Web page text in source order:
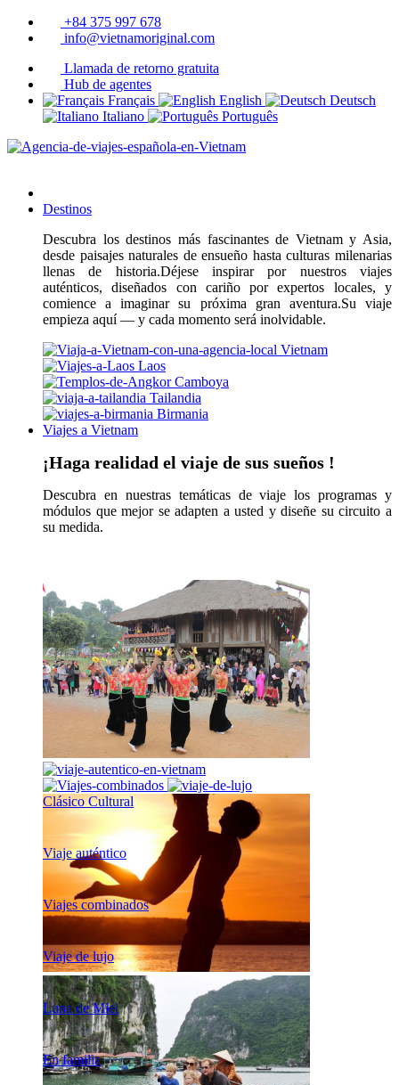
+84 375 997 678
info@vietnamoriginal.com
Llamada de retorno gratuita
Hub de agentes
Français
English
Deutsch
Italiano
Português
Destinos
Descubra los destinos más fascinantes de Vietnam y Asia,
desde paisajes naturales de ensueño hasta culturas milenarias
llenas de historia.Déjese inspirar por nuestros viajes
auténticos, diseñados con cariño por expertos locales, y
comience a imaginar su próxima gran aventura.Su viaje
empieza aquí — y cada momento será inolvidable.
Vietnam
Laos
Camboya
Tailandia
Birmania
Viajes a Vietnam
¡Haga realidad el viaje de sus sueños !
Descubra en nuestras temáticas de viaje los programas y
módulos que mejor se adapten a usted y diseñe su circuito a
su medida.
Clásico Cultural
Viaje auténtico
Viajes combinados
Viaje de lujo
Luna de Miel
En familia